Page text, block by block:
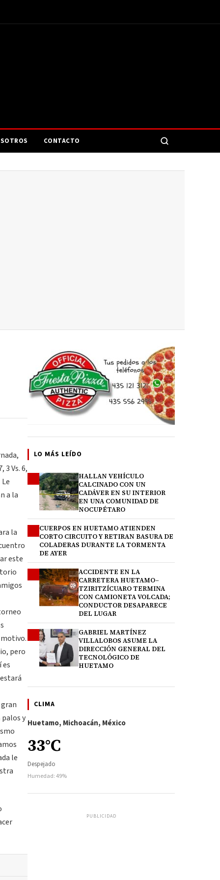
CONTACTO
3 Vs. 6,
a la
la
este
pero
es
y
le
LO MÁS LEÍDO
HALLAN VEHÍCULO
CALCINADO CON UN
CADÁVER EN SU INTERIOR
EN UNA COMUNIDAD DE
NOCUPÉTARO
CUERPOS EN HUETAMO ATIENDEN
CORTO CIRCUITO Y RETIRAN BASURA DE
COLADERAS DURANTE LA TORMENTA
DE AYER
ACCIDENTE EN LA
CARRETERA HUETAMO–
TZIRITZÍCUARO TERMINA
CON CAMIONETA VOLCADA;
CONDUCTOR DESAPARECE
DEL LUGAR
GABRIEL MARTÍNEZ
VILLALOBOS ASUME LA
DIRECCIÓN GENERAL DEL
TECNOLÓGICO DE
HUETAMO
CLIMA
Huetamo, Michoacán, México
33°C
Despejado
Humedad: 49%
PUBLICIDAD